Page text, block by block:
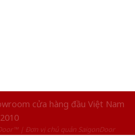
cửa hàng đầu Việt Nam
| Đơn vị chủ quản SaigonDoor